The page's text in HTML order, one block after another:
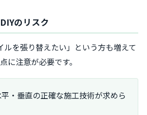
のリスク
ルを張り替えたい」という方も増えて
に注意が必要です。
・垂直の正確な施工技術が求めら